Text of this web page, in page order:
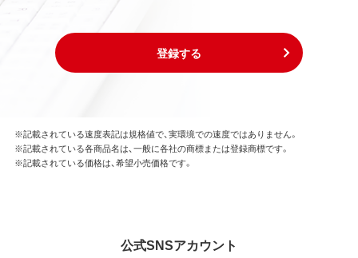
登録する
※記載されている速度表記は規格値で、実環境での速度ではありません。
※記載されている各商品名は、一般に各社の商標または登録商標です。
※記載されている価格は、希望小売価格です。
公式SNSアカウント